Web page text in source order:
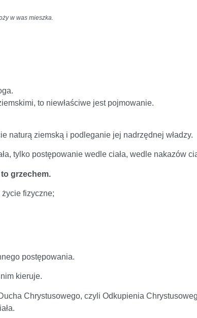
w was mieszka.
to niewłaściwe jest pojmowanie.
naturą ziemską i podleganie jej nadrzędnej władzy.
tylko postępowanie wedle ciała, wedle nakazów
grzechem.
fizyczne;
postępowania.
kieruje.
Chrystusowego, czyli Odkupienia